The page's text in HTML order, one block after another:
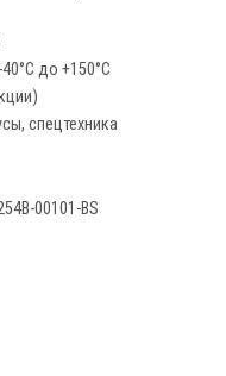
до +150°C
спецтехника
00101-BS